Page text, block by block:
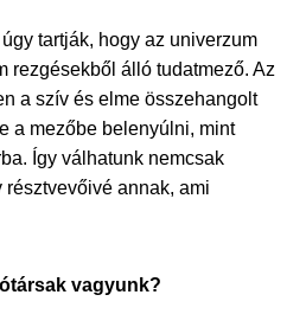
tartják, hogy az univerzum
rezgésekből álló tudatmező. Az
a szív és elme összehangolt
a mezőbe belenyúlni, mint
Így válhatunk nemcsak
annak, ami
vagyunk?